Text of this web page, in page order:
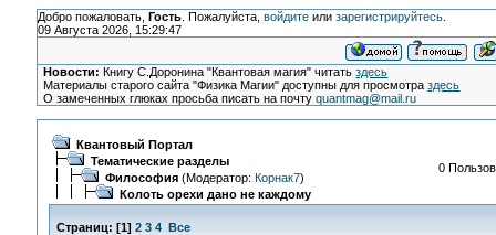
Добро пожаловать, Гость. Пожалуйста, войдитеили зарегистрируйтесь.
09 Августа 2026, 15:29:47
Новости: Книгу С.Доронина "Квантовая магия" читатьздесь
Материалы старого сайта "Физика Магии" доступны для просмотраздесь
О замеченных глюках просьба писать на почтуquantmag@mail.ru
Квантовый Портал
Тематические разделы
Философия(Модератор: Корнак7)
Колоть орехи дано не каждому
0
Страниц: [1] 2 3 4 Все